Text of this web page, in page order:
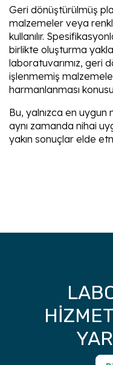
Geri dönüştürülmüş
malzemeler veya
kullanılır.
birlikte oluşturma
laboratuvarımız, geri
işlenmemiş
harmanlanması
Bu, yalnızca en
aynı zamanda nihai
yakın sonuçlar elde